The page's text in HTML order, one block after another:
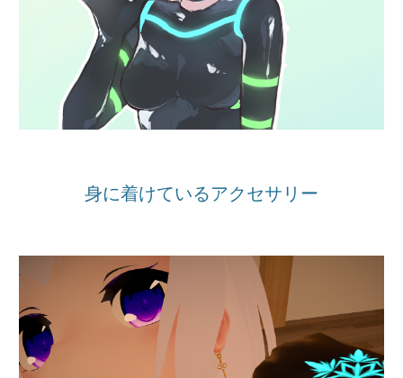
身に着けているアクセサリー